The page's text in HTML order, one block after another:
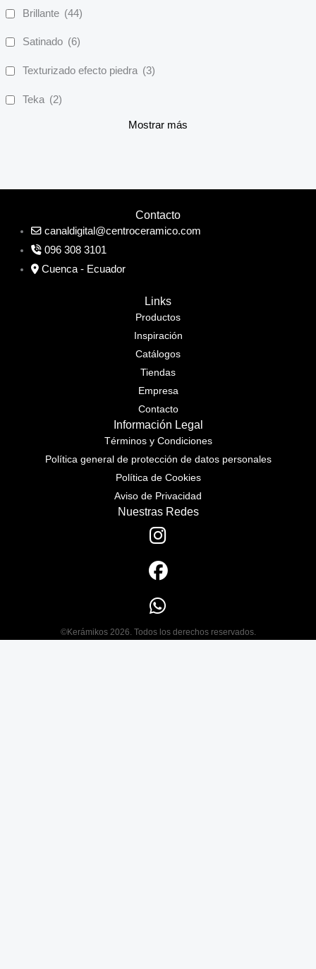
Brillante (44)
Satinado (6)
Texturizado efecto piedra (3)
Teka (2)
Mostrar más
Contacto
canaldigital@centroceramico.com
096 308 3101
Cuenca - Ecuador
Links
Productos
Inspiración
Catálogos
Tiendas
Empresa
Contacto
Información Legal
Términos y Condiciones
Política general de protección de datos personales
Política de Cookies
Aviso de Privacidad
Nuestras Redes
©Kerámikos 2026. Todos los derechos reservados.